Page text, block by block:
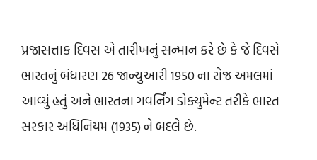
પ્રજાસત્તાક દિવસ એ તારીખનું સન્માન કરે છે કે જે દિવસે
ભારતનું બંધારણ 26 જાન્યુઆરી 1950 ના રોજ અમલમાં
આવ્યું હતું અને ભારતના ગવર્નિંગ ડોક્યુમેન્ટ તરીકે ભારત
સરકાર અધિનિયમ (1935) ને બદલે છે.